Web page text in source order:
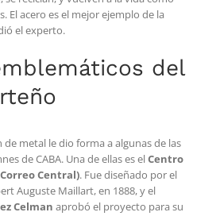
El acero es el mejor ejemplo de la
el experto.
del
de metal le dio forma a algunas de las
de CABA. Una de ellas es elCentro
Central). Fue diseñado por el
Auguste Maillart, en 1888, y el
Celman aprobó el proyecto para su